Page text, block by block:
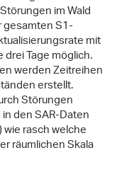
im Wald
S1-
mit
Tage möglich.
werden Zeitreihen
erstellt.
Störungen
den SAR-Daten
rasch welche
räumlichen Skala